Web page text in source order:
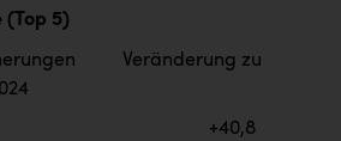
(Top 5)
Veränderung zu
Stk. +40,8